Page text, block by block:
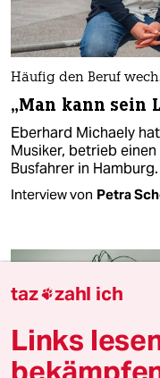
Häufig den Beruf
„Man kann sein
Eberhard Michaely
Musiker, betrieb
Busfahrer in
Interview von Petra
taz zahl ich
Links